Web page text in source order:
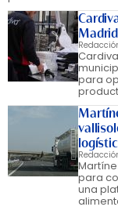
Madrid
para
para
una